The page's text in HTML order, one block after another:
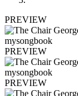
PREVIEW
PREVIEW
PREVIEW